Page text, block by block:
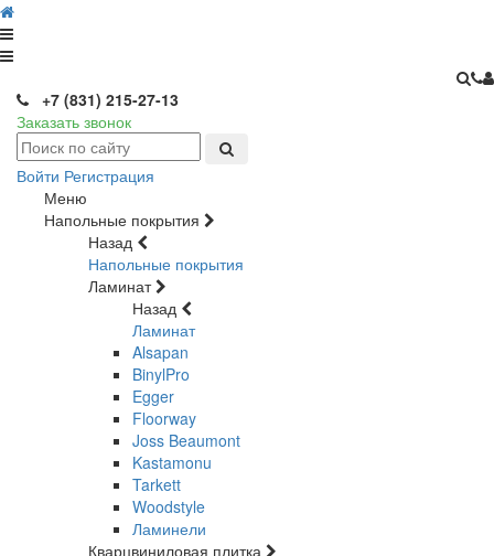
+7 (831) 215-27-13
Заказать звонок
Войти Регистрация
Меню
Напольные покрытия
Назад
Напольные покрытия
Ламинат
Назад
Ламинат
Alsapan
BinylPro
Egger
Floorway
Joss Beaumont
Kastamonu
Tarkett
Woodstyle
Ламинели
Кварцвиниловая плитка